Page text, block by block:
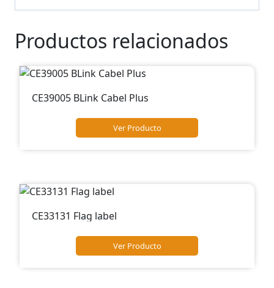
Productos relacionados
CE39005 BLink Cabel Plus
Ver Producto
CE33131 Flag label
Ver Producto